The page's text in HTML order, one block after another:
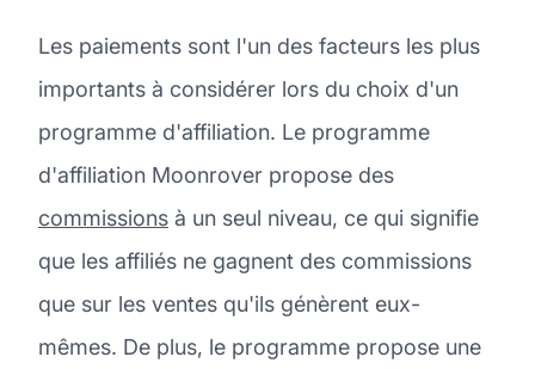
Les paiements sont l'un des facteurs les plus
importants à considérer lors du choix d'un
programme d'affiliation. Le programme
d'affiliation Moonrover propose des
commissions à un seul niveau, ce qui signifie
que les affiliés ne gagnent des commissions
que sur les ventes qu'ils génèrent eux-
mêmes. De plus, le programme propose une